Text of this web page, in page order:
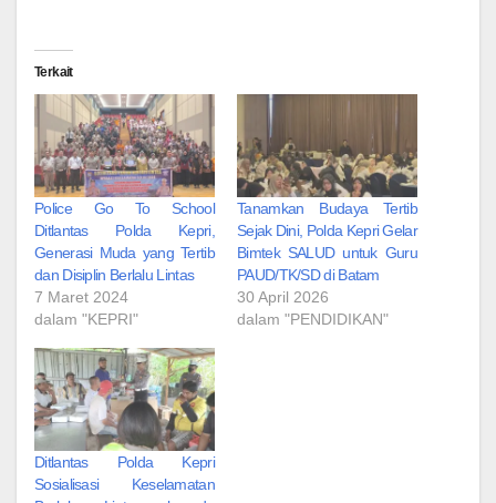
Terkait
Police Go To School
Ditlantas Polda Kepri,
Generasi Muda yang Tertib
dan Disiplin Berlalu Lintas
7 Maret 2024
dalam "KEPRI"
Tanamkan Budaya Tertib
Sejak Dini, Polda Kepri Gelar
Bimtek SALUD untuk Guru
PAUD/TK/SD di Batam
30 April 2026
dalam "PENDIDIKAN"
Ditlantas Polda Kepri
Sosialisasi Keselamatan